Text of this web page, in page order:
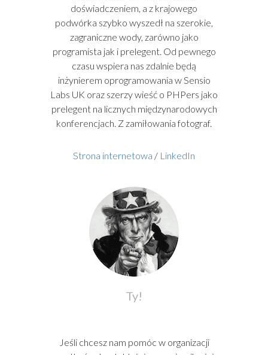
doświadczeniem, a z krajowego
podwórka szybko wyszedł na szerokie,
zagraniczne wody, zarówno jako
programista jak i prelegent. Od pewnego
czasu wspiera nas zdalnie będą
inżynierem oprogramowania w Sensio
Labs UK oraz szerzy wieść o PHPers jako
prelegent na licznych międzynarodowych
konferencjach. Z zamiłowania fotograf.
Strona internetowa / LinkedIn
Ty!
Jeśli chcesz nam pomóc w organizacji